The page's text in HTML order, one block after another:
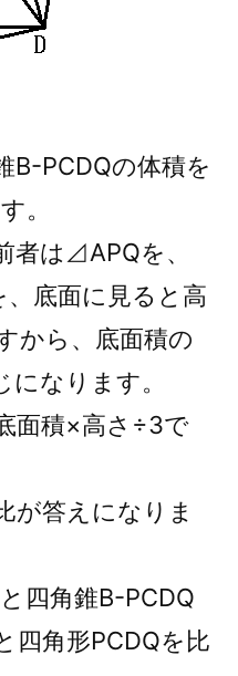
B-PCDQの体積を
。
者は⊿APQを、
底面に見ると高
から、底面積の
になります。
面積×高さ÷3で
が答えになりま
四角錐B-PCDQ
四角形PCDQを比